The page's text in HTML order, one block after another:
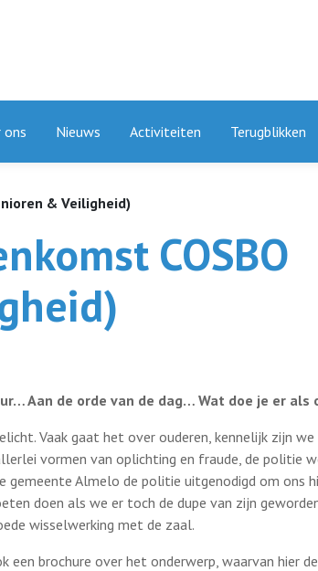
ons Nieuws Activiteiten Terugblikken
& Veiligheid)
COSBO
Aan de orde van de dag… Wat doe je er als
Vaak gaat het over ouderen, kennelijk zijn we
vormen van oplichting en fraude, de politie
gemeente Almelo de politie uitgenodigd om ons
doen als we er toch de dupe van zijn
wisselwerking met de zaal.
brochure over het onderwerp, waarvan hier